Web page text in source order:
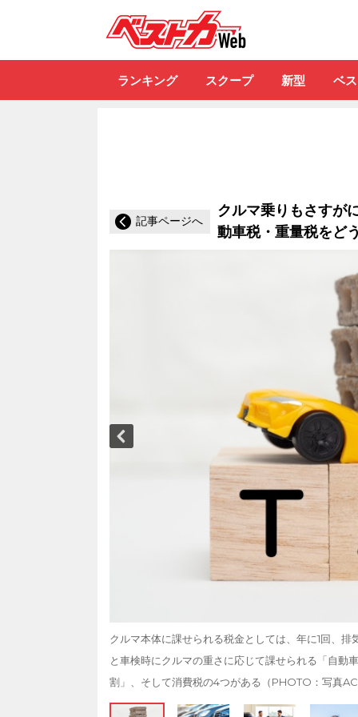
ランキング スクープ 新型 ベ
記事ページへ
クルマ乗りもさすが
動車税・重量税をど
クルマ本体に課せられる税金としては、年に1回、
と車検時にクルマの重さに応じて課せられる「自動
割」、そして消費税の4つがある（PHOTO：写真